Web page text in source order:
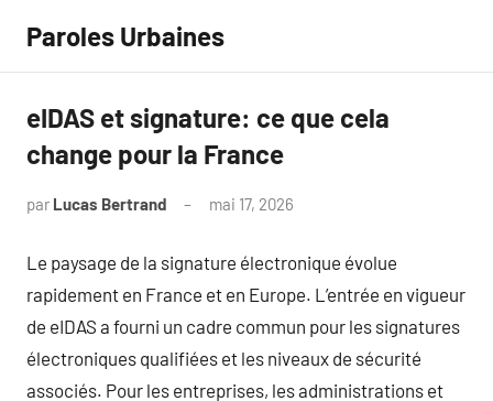
contenu
Paroles Urbaines
eIDAS et signature: ce que cela
change pour la France
par Lucas Bertrand mai 17, 2026
Le paysage de la signature électronique évolue
rapidement en France et en Europe. L’entrée en vigueur
de eIDAS a fourni un cadre commun pour les signatures
électroniques qualifiées et les niveaux de sécurité
associés. Pour les entreprises, les administrations et